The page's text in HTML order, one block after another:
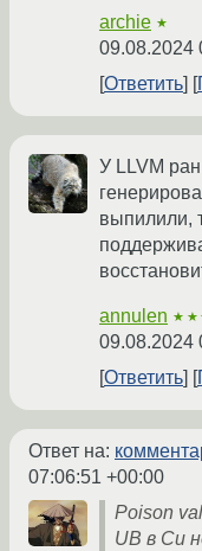
archie ★
09.08.2024
Ответить
У LLVM
выпилили,
annulen
09.08.2024
Ответить
Ответ на:
07:06:51 +00:00
Poison
UB в Си